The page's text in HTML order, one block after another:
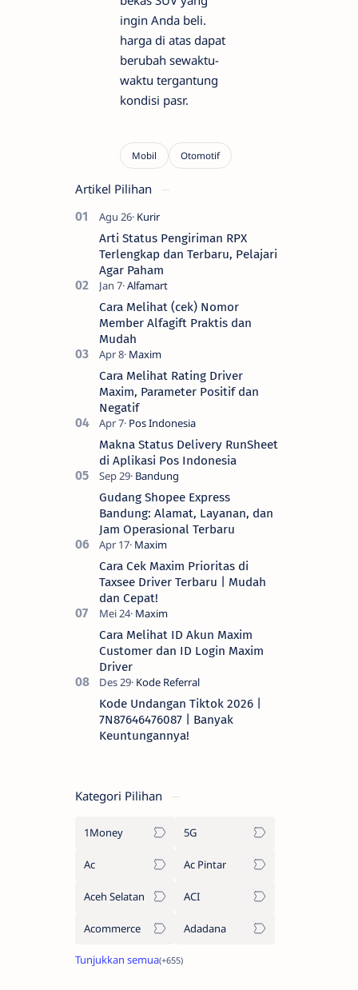
ingin Anda beli.
harga di atas dapat
berubah sewaktu-
waktu tergantung
kondisi pasr.
Artikel Pilihan
Arti Status Pengiriman RPX
Terlengkap dan Terbaru, Pelajari
Agar Paham
Cara Melihat (cek) Nomor
Member Alfagift Praktis dan
Mudah
Cara Melihat Rating Driver
Maxim, Parameter Positif dan
Negatif
Makna Status Delivery RunSheet
di Aplikasi Pos Indonesia
Gudang Shopee Express
Bandung: Alamat, Layanan, dan
Jam Operasional Terbaru
Cara Cek Maxim Prioritas di
Taxsee Driver Terbaru | Mudah
dan Cepat!
Cara Melihat ID Akun Maxim
Customer dan ID Login Maxim
Driver
Kode Undangan Tiktok 2026 |
7N87646476087 | Banyak
Keuntungannya!
Kategori Pilihan
1Money 5G
Ac Ac Pintar
Aceh Selatan ACI
Acommerce Adadana